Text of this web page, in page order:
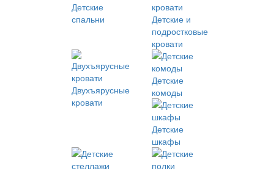
Детские
спальни
Детские и
подростковые
кровати
Двухъярусные
кровати
Детские
комоды
Детские
шкафы